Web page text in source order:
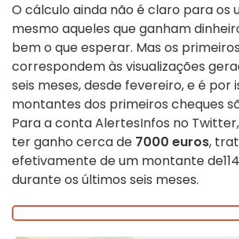
O cálculo ainda não é claro para os
mesmo aqueles que ganham
bem o que esperar. Mas os
correspondem às visualizações
seis meses, desde fevereiro, e é por
montantes dos primeiros cheques
Para a conta AlertesInfos no
ter ganho cerca de 7000 euros,
efetivamente de um montante de
durante os últimos seis meses.